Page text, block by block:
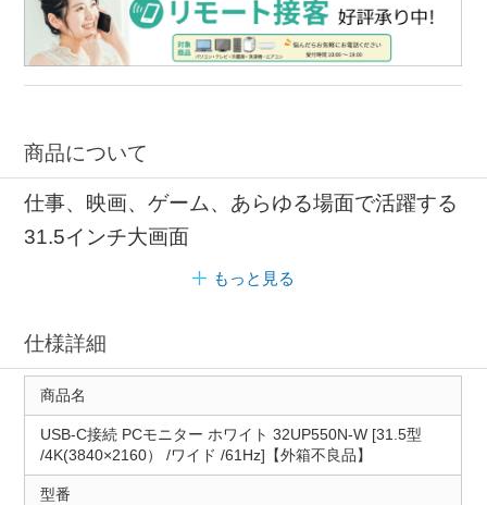
商品について
仕事、映画、ゲーム、あらゆる場面で活躍する
31.5インチ大画面
もっと見る
仕様詳細
商品名
USB-C接続 PCモニター ホワイト 32UP550N-W [31.5型
/4K(3840×2160） /ワイド /61Hz]【外箱不良品】
型番